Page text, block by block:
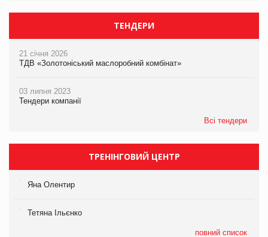
ТЕНДЕРИ
21 січня 2026
ТДВ «Золотоніський маслоробний комбінат»
03 липня 2023
Тендери компанії
Всі тендери
ТРЕНІНГОВИЙ ЦЕНТР
Яна Олентир
Тетяна Ільєнко
повний список